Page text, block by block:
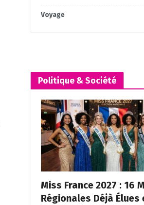
Voyage
Politique & Société
Miss France 2027 : 16
Régionales Déjà Élues